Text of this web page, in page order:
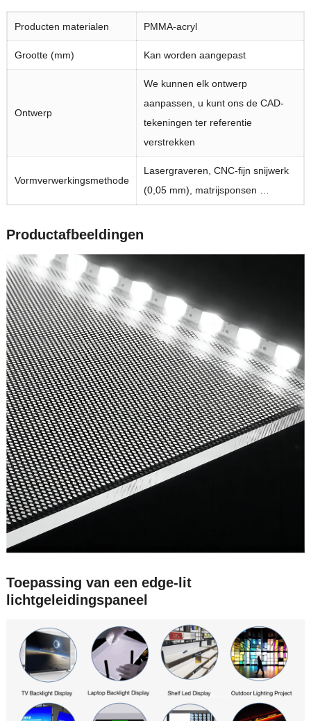
Producten materialen PMMA-acryl
Grootte (mm) Kan worden aangepast
Ontwerp
We kunnen elk ontwerp
aanpassen, u kunt ons de CAD-
tekeningen ter referentie
verstrekken
Vormverwerkingsmethode
Lasergraveren, CNC-fijn snijwerk
(0,05 mm), matrijsponsen …
Productafbeeldingen
Toepassing van een edge-lit
lichtgeleidingspaneel